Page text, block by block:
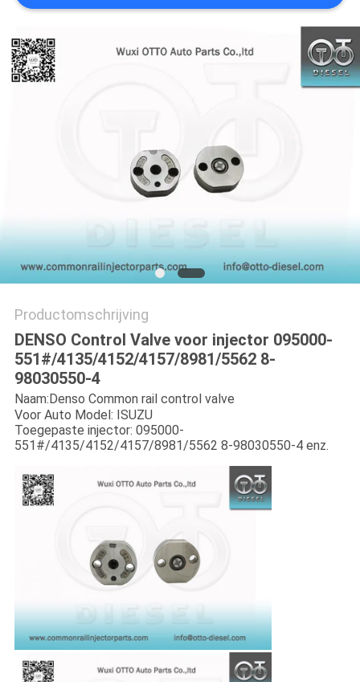
PRIVACY
POLICY
Productomschrijving
DENSO Control Valve voor injector 095000-
551#/4135/4152/4157/8981/5562 8-
98030550-4
Naam:Denso Common rail control valve
Voor Auto Model: ISUZU
Toegepaste injector: 095000-
551#/4135/4152/4157/8981/5562 8-98030550-4 enz.